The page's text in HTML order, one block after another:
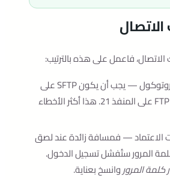
فاعمل على هذه بالترتيب:
تحقّق من البروتوكول — يجب أن يكون SFTP على
المنفذ 22، لا FTP على المنفذ 21. هذا أكثر الأخطاء
الاعتماد — فمسافة زائدة عند لصق
المرور ستُفشل تسجيل الدخول.
كلمة المروروانسخ بعناية.